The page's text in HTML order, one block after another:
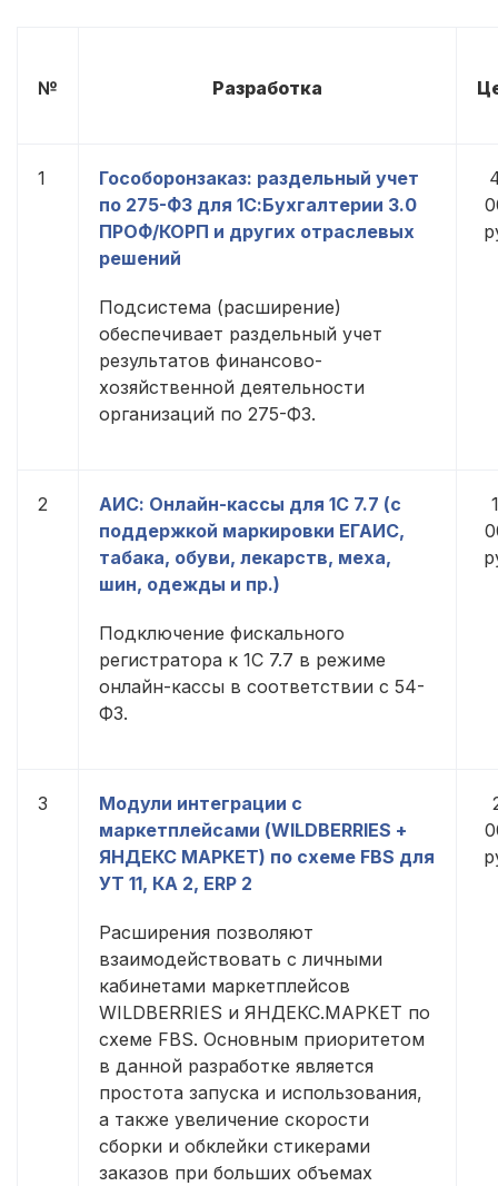
№ Разработка
1
Гособоронзаказ: раздельный учет
по 275-ФЗ для 1С:Бухгалтерии 3.0
ПРОФ/КОРП и других отраслевых
решений
Подсистема (расширение)
обеспечивает раздельный учет
результатов финансово-
хозяйственной деятельности
организаций по 275-ФЗ.
2
АИС: Онлайн-кассы для 1С 7.7 (с
поддержкой маркировки ЕГАИС,
табака, обуви, лекарств, меха,
шин, одежды и пр.)
Подключение фискального
регистратора к 1С 7.7 в режиме
онлайн-кассы в соответствии с 54-
ФЗ.
3
Модули интеграции с
маркетплейсами (WILDBERRIES +
ЯНДЕКС МАРКЕТ) по схеме FBS для
УТ 11, КА 2, ERP 2
Расширения позволяют
взаимодействовать с личными
кабинетами маркетплейсов
WILDBERRIES и ЯНДЕКС.МАРКЕТ по
схеме FBS. Основным приоритетом
в данной разработке является
простота запуска и использования,
а также увеличение скорости
сборки и обклейки стикерами
заказов при больших объемах